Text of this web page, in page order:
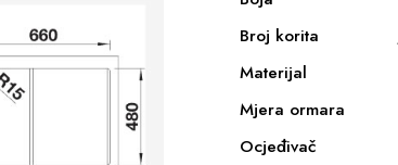
Broj korita
Materijal
Mjera ormara
Ocjeđivač